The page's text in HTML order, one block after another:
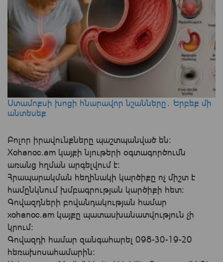
Ստամոքսի խոցի հնարավոր նշանները․ Երբեք մի
անտեսեք
Բոլոր իրավունքները պաշտպանված են:
Xohanoc.am կայքի նյութերի օգտագործումն
առանց հղման արգելվում է:
Հրապարակման հեղինակի կարծիքը ոչ միշտ է
համընկնում խմբագրության կարծիքի հետ:
Գովազդների բովանդակության համար
xohanoc.am կայքը պատասխանատվություն չի
կրում։
Գովազդի համար զանգահարել 098-30-19-20
հեռախոսահամարին: